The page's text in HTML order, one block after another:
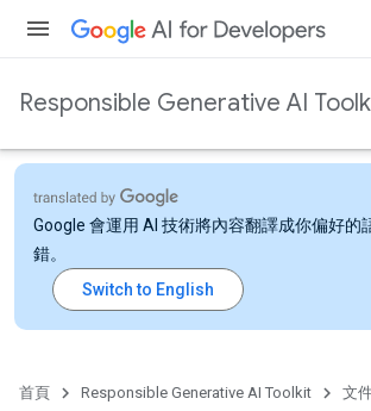
Responsible Generative AI
Google 會運用 AI 技術將內容翻譯成你偏好的
錯。
首頁 Responsible Generative AI Toolkit 文